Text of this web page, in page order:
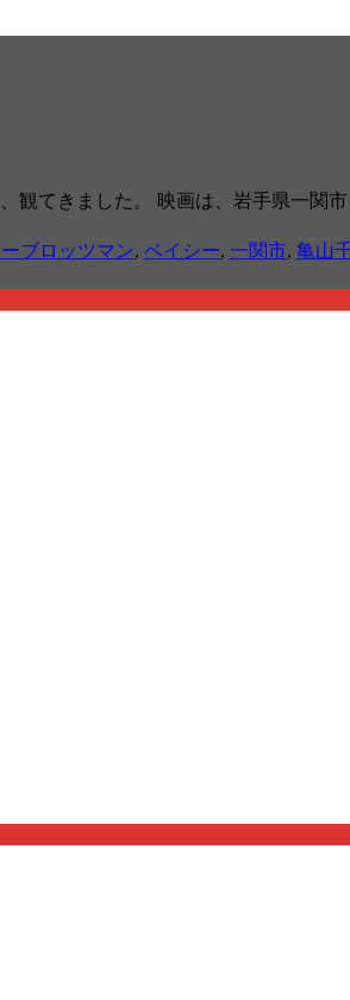
観てきました。 映画は、岩手県一関
ブロッツマン, ベイシー, 一関市, 亀山